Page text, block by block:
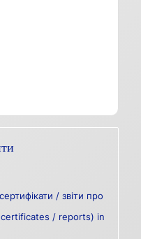
/ звіти про
/ reports) in